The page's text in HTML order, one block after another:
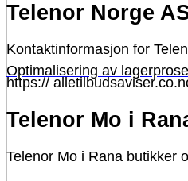
Optimalisering av
Telenor Norge
Kontaktinformasjon for
https://
Telenor Mo i
Telenor Mo i Rana butikker